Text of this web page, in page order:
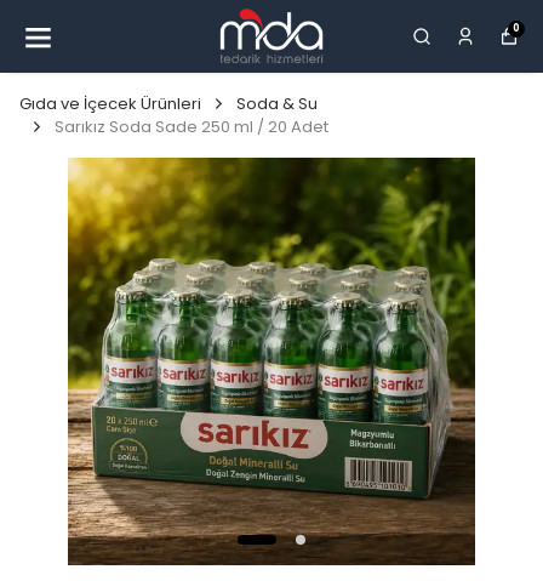
0
Gıda ve İçecek Ürünleri
Soda & Su
Sarıkız Soda Sade 250 ml / 20 Adet